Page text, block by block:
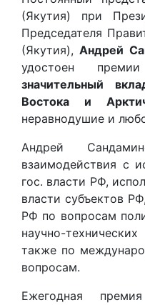
(Якутия) при
Председателя
(Якутия),Андрей
удостоен
значительный
Востока и
неравнодушие и
Андрей
взаимодействия с
гос. власти РФ,
власти субъектов
РФ по вопросам
научно-
также по
вопросам.
Ежегодная